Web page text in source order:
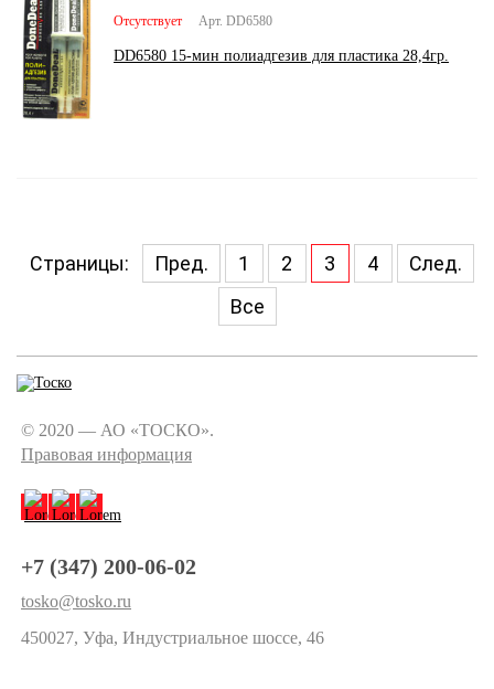
Арт. DD6580
Отсутствует
DD6580 15-мин полиадгезив для пластика 28,4гр.
Страницы: Пред. 1 2 3 4
След.
Все
© 2020 — АО «ТОСКО».
Правовая информация
+7 (347) 200-06-02
tosko@tosko.ru
450027, Уфа, Индустриальное шоссе, 46